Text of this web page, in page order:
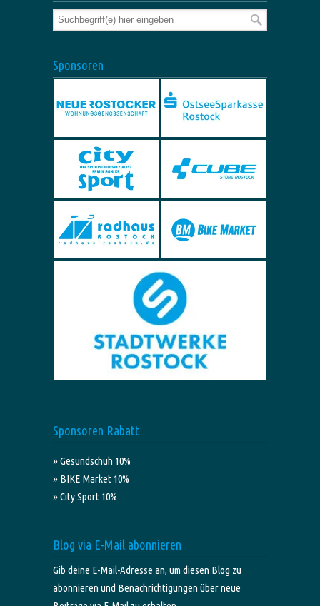
Sponsoren
Sponsoren Rabatt
» Gesundschuh 10%
» BIKE Market 10%
» City Sport 10%
Blog via E-Mail abonnieren
Gib deine E-Mail-Adresse an, um diesen Blog zu
abonnieren und Benachrichtigungen über neue